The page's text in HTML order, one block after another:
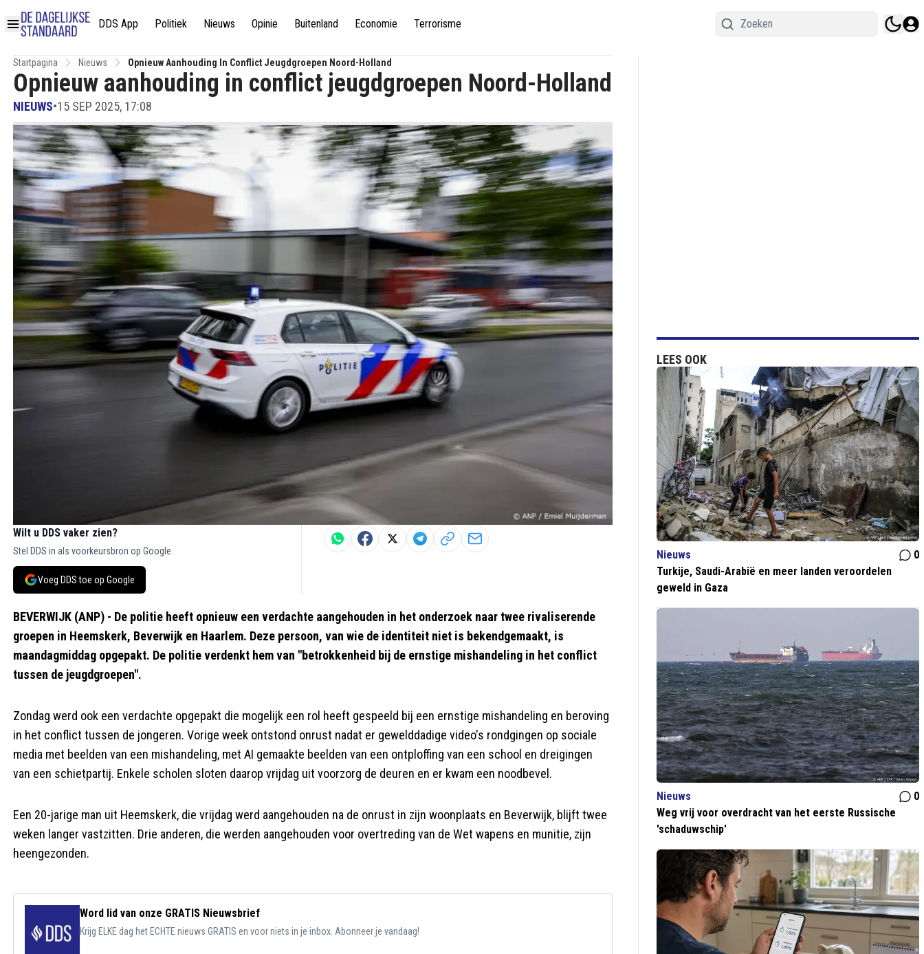
DDS App Politiek Nieuws Opinie Buitenland Economie Terrorisme
Startpagina Nieuws Opnieuw Aanhouding In Conflict Jeugdgroepen Noord-Holland
Opnieuw aanhouding in conflict jeugdgroepen Noord-Holland
NIEUWS•15 SEP 2025, 17:08
Wilt u DDS vaker zien?
Stel DDS in als voorkeursbron op Google.
Voeg DDS toe op Google
BEVERWIJK (ANP) - De politie heeft opnieuw een verdachte aangehouden in het onderzoek naar twee rivaliserende
groepen in Heemskerk, Beverwijk en Haarlem. Deze persoon, van wie de identiteit niet is bekendgemaakt, is
maandagmiddag opgepakt. De politie verdenkt hem van "betrokkenheid bij de ernstige mishandeling in het conflict
tussen de jeugdgroepen".
Zondag werd ook een verdachte opgepakt die mogelijk een rol heeft gespeeld bij een ernstige mishandeling en beroving
in het conflict tussen de jongeren. Vorige week ontstond onrust nadat er gewelddadige video's rondgingen op sociale
media met beelden van een mishandeling, met AI gemaakte beelden van een ontploffing van een school en dreigingen
van een schietpartij. Enkele scholen sloten daarop vrijdag uit voorzorg de deuren en er kwam een noodbevel.
Een 20-jarige man uit Heemskerk, die vrijdag werd aangehouden na de onrust in zijn woonplaats en Beverwijk, blijft twee
weken langer vastzitten. Drie anderen, die werden aangehouden voor overtreding van de Wet wapens en munitie, zijn
heengezonden.
Word lid van onze GRATIS Nieuwsbrief
Krijg ELKE dag het ECHTE nieuws GRATIS en voor niets in je inbox. Abonneer je vandaag!
LEES OOK
Nieuws
0
Turkije, Saudi-Arabië en meer landen veroordelen
geweld in Gaza
Nieuws
0
Weg vrij voor overdracht van het eerste Russische
'schaduwschip'